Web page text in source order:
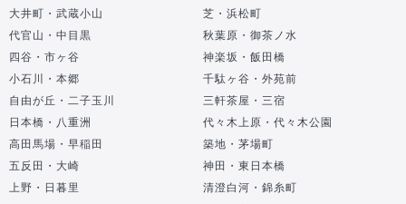
大井町・武蔵小山
芝・浜松町
代官山・中目黒
秋葉原・御茶ノ水
四谷・市ヶ谷
神楽坂・飯田橋
小石川・本郷
千駄ヶ谷・外苑前
自由が丘・二子玉川
三軒茶屋・三宿
日本橋・八重洲
代々木上原・代々木公園
高田馬場・早稲田
築地・茅場町
五反田・大崎
神田・東日本橋
上野・日暮里
清澄白河・錦糸町